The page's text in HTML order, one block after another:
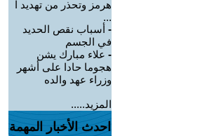
هرمز وتحذر من تهديد ا
...
- أسباب نقص الحديد
في الجسم
- علاء مبارك يشن
هجوما حادا على أشهر
وزراء عهد والده
المزيد.....
احدث الأخبار المهمة